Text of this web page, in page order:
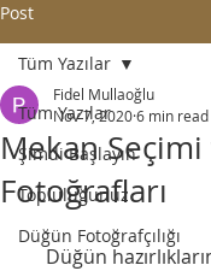
Post
Tüm Yazılar
Şimdi Başlayın
Topluluğunuz
Düğün Fotoğrafçılığı
Tüm Yazılar
Mekan
Fotoğrafları
Fidel Mullaoğlu
Nov 7, 20206 min read